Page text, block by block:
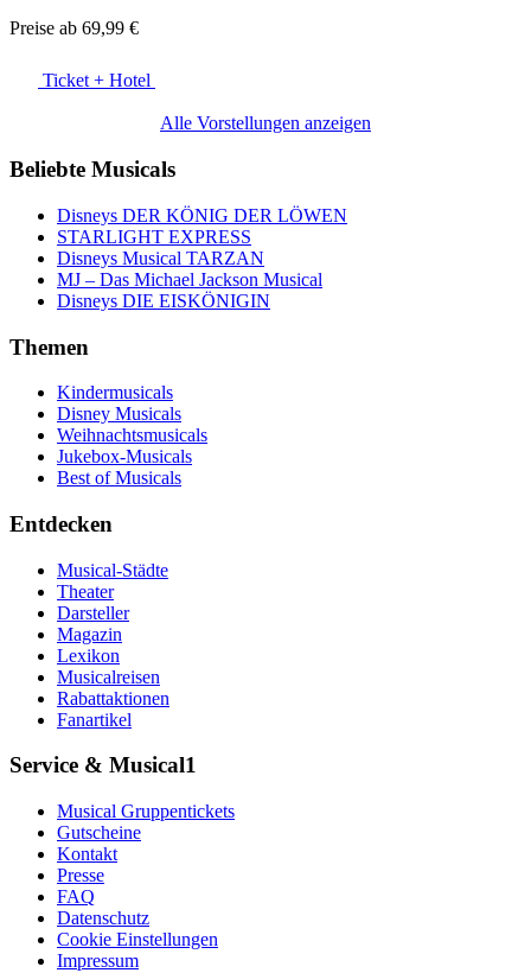
Preise ab 69,99 €
Ticket + Hotel
Alle Vorstellungen anzeigen
Beliebte Musicals
Disneys DER KÖNIG DER LÖWEN
STARLIGHT EXPRESS
Disneys Musical TARZAN
MJ – Das Michael Jackson Musical
Disneys DIE EISKÖNIGIN
Themen
Kindermusicals
Disney Musicals
Weihnachtsmusicals
Jukebox-Musicals
Best of Musicals
Entdecken
Musical-Städte
Theater
Darsteller
Magazin
Lexikon
Musicalreisen
Rabattaktionen
Fanartikel
Service & Musical1
Musical Gruppentickets
Gutscheine
Kontakt
Presse
FAQ
Datenschutz
Cookie Einstellungen
Impressum